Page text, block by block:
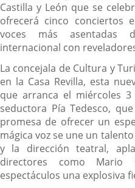
Castilla y León que se
ofrecerá cinco conciertos
voces más asentadas
internacional con
La concejala de Cultura y
en la Casa Revilla, esta
que arranca el miércoles
seductora Pía Tedesco,
promesa de ofrecer un
mágica voz se une un
y la dirección teatral,
directores como
espectáculos una explosiva